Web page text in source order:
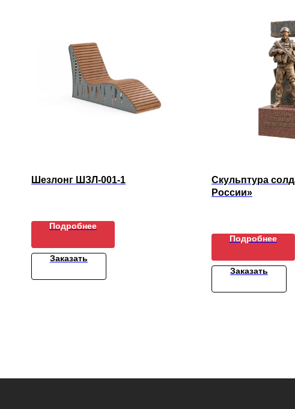
Шезлонг ШЗЛ-001-1
Подробнее
Заказать
Скульптура
России»
Подробнее
Заказать